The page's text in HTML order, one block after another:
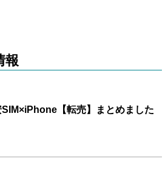
報
SIM×iPhone【転売】まとめました